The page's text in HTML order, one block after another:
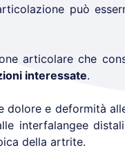
può
articolare che
interessate.
dolore e deformità
interfalangee
della artrite.